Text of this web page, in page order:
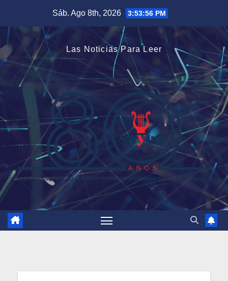
contenido
Sáb. Ago 8th, 2026 3:53:56 PM
Las Noticias Para Leer